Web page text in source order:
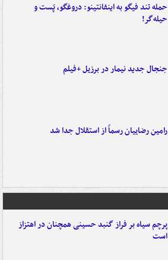
حمله تند فیگو به اینفانتینو: دروغگو، پَست‌ و
حیله‌گر!
جنجال جدید نیمار در برزیل +فیلم
رامین رضاییان رسماً از استقلال جدا شد
پرچم سیاه بر فراز گنبد حسینی همچنان در اهتزاز
است